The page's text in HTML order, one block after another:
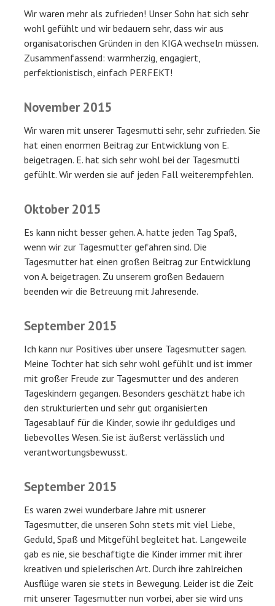
Wir waren mehr als zufrieden! Unser Sohn hat sich sehr
wohl gefühlt und wir bedauern sehr, dass wir aus
organisatorischen Gründen in den KIGA wechseln müssen.
Zusammenfassend: warmherzig, engagiert,
perfektionistisch, einfach PERFEKT!
November 2015
Wir waren mit unserer Tagesmutti sehr, sehr zufrieden. Sie
hat einen enormen Beitrag zur Entwicklung von E.
beigetragen. E. hat sich sehr wohl bei der Tagesmutti
gefühlt. Wir werden sie auf jeden Fall weiterempfehlen.
Oktober 2015
Es kann nicht besser gehen. A. hatte jeden Tag Spaß,
wenn wir zur Tagesmutter gefahren sind. Die
Tagesmutter hat einen großen Beitrag zur Entwicklung
von A. beigetragen. Zu unserem großen Bedauern
beenden wir die Betreuung mit Jahresende.
September 2015
Ich kann nur Positives über unsere Tagesmutter sagen.
Meine Tochter hat sich sehr wohl gefühlt und ist immer
mit großer Freude zur Tagesmutter und des anderen
Tageskindern gegangen. Besonders geschätzt habe ich
den strukturierten und sehr gut organisierten
Tagesablauf für die Kinder, sowie ihr geduldiges und
liebevolles Wesen. Sie ist äußerst verlässlich und
verantwortungsbewusst.
September 2015
Es waren zwei wunderbare Jahre mit usnerer
Tagesmutter, die unseren Sohn stets mit viel Liebe,
Geduld, Spaß und Mitgefühl begleitet hat. Langeweile
gab es nie, sie beschäftigte die Kinder immer mit ihrer
kreativen und spielerischen Art. Durch ihre zahlreichen
Ausflüge waren sie stets in Bewegung. Leider ist die Zeit
mit unserer Tagesmutter nun vorbei, aber sie wird uns